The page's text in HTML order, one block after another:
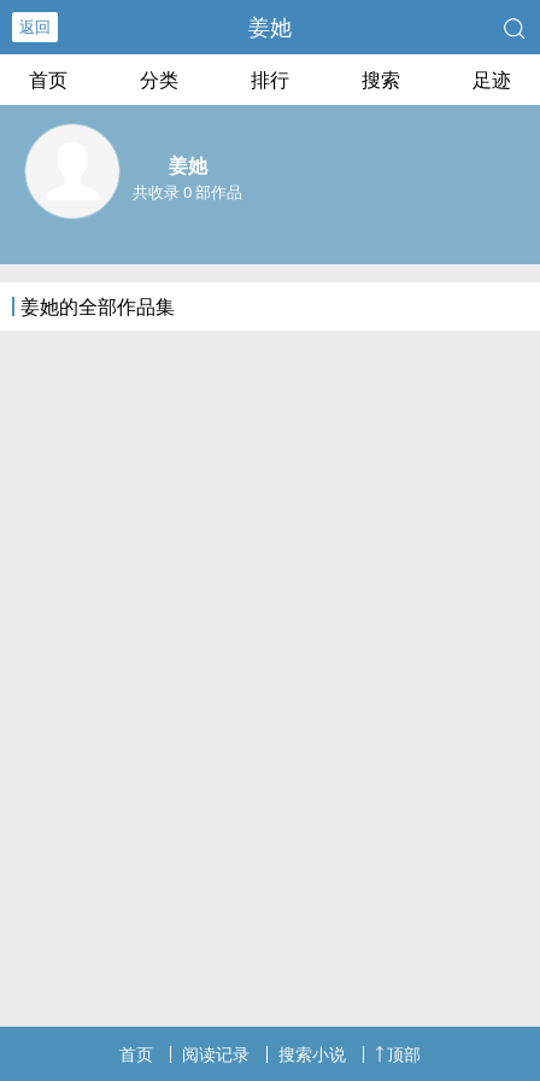
返回 姜她
首页 分类 排行 搜索 足迹
姜她
共收录 0 部作品
姜她的全部作品集
首页 阅读记录 搜索小说 顶部